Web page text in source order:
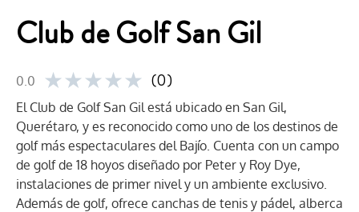
Club de Golf San Gil
0.0 ★★★★★ (0)
El Club de Golf San Gil está ubicado en San Gil,
Querétaro, y es reconocido como uno de los destinos de
golf más espectaculares del Bajío. Cuenta con un campo
de golf de 18 hoyos diseñado por Peter y Roy Dye,
instalaciones de primer nivel y un ambiente exclusivo.
Además de golf, ofrece canchas de tenis y pádel, alberca